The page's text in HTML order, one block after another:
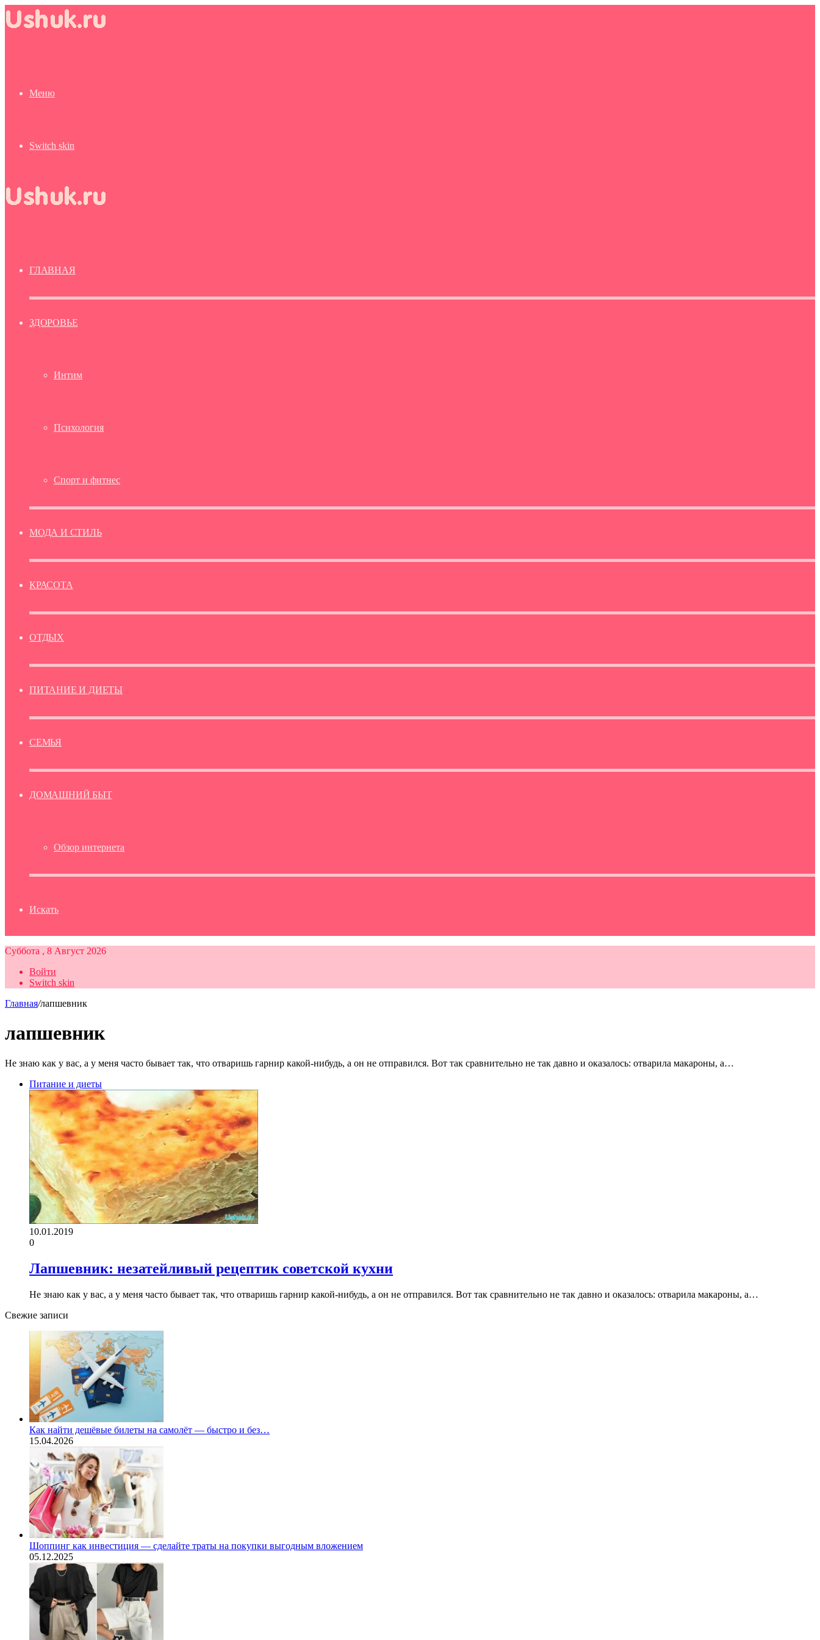
Меню
Switch skin
ГЛАВНАЯ
ЗДОРОВЬЕ
Интим
Психология
Спорт и фитнес
МОДА И СТИЛЬ
КРАСОТА
ОТДЫХ
ПИТАНИЕ И ДИЕТЫ
СЕМЬЯ
ДОМАШНИЙ БЫТ
Обзор интернета
Искать
Суббота , 8 Август 2026
Войти
Switch skin
Главная/лапшевник
лапшевник
Не знаю как у вас, а у меня часто бывает так, что отваришь гарнир какой-нибудь, а он не отправился. Вот так сравнительно не так давно и оказалось: отварила макароны, а…
Питание и диеты
10.01.2019
0
Лапшевник: незатейливый рецептик советской кухни
Не знаю как у вас, а у меня часто бывает так, что отваришь гарнир какой-нибудь, а он не отправился. Вот так сравнительно не так давно и оказалось: отварила макароны, а…
Свежие записи
Как найти дешёвые билеты на самолёт — быстро и без…
15.04.2026
Шоппинг как инвестиция — сделайте траты на покупки выгодным вложением
05.12.2025